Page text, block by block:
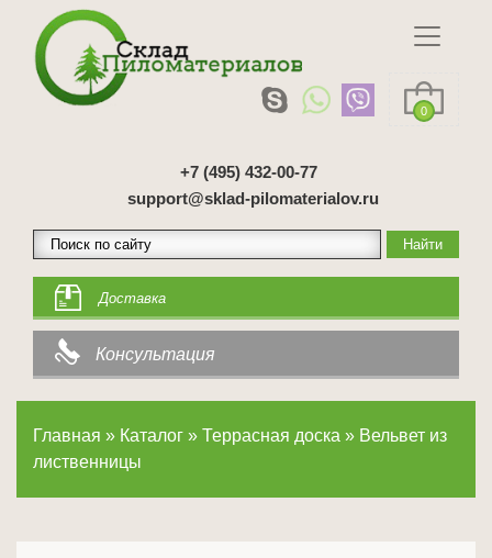
0
+7 (495) 432-00-77
support@sklad-pilomaterialov.ru
Доставка
Консультация
Главная » Каталог » Террасная доска » Вельвет из
лиственницы